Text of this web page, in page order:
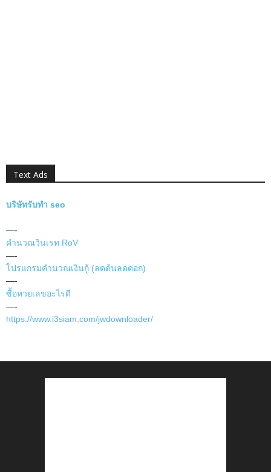
Text Ads
บริษัทรับทำ seo
—-
คำนวณวินเรท RoV
—-
โปรแกรมคำนวณเงินกู้ (ลดต้นลดดอก)
—-
ซื้อหวยเลขอะไรดี
—-
https://www.i3siam.com/jwdownloader/